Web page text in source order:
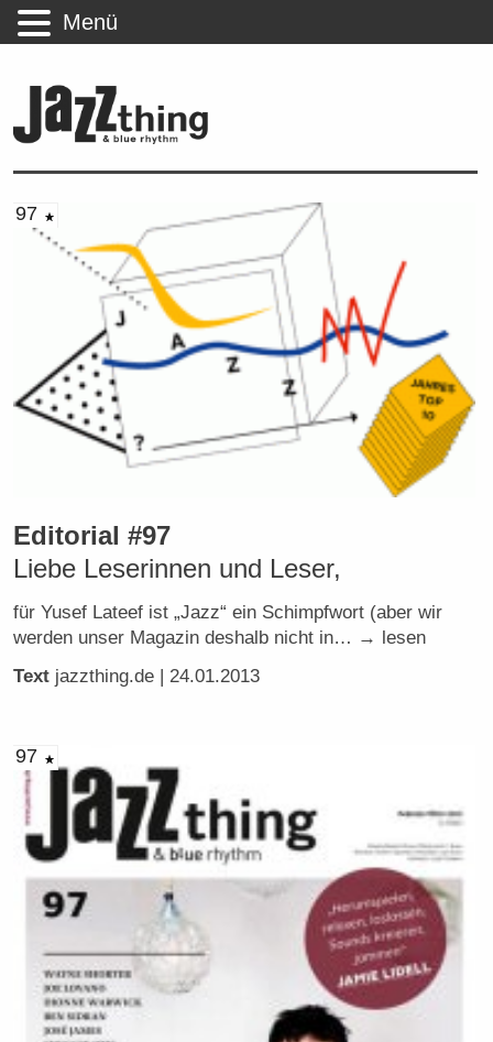
97
Editorial #97
Liebe Leserinnen und Leser,
für Yusef Lateef ist „Jazz“ ein Schimpfwort (aber wir
werden unser Magazin deshalb nicht in… → lesen
Text jazzthing.de | 24.01.2013
97
Menü